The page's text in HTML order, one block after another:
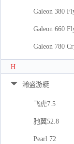
Galeon 380
Galeon 660
Galeon 780
H
瀚盛游艇
飞虎7.5
驰翼52.8
Pearl 72